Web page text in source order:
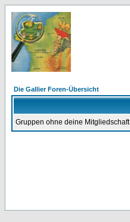
Die Gallier Foren-Übersicht
Gruppen ohne deine Mitgliedschaft